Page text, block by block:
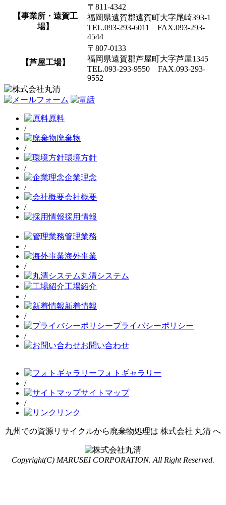
【事業所・遠賀工
場】
〒811-4342
福岡県遠賀郡遠賀町大字尾崎393-1
TEL.093-293-6011 FAX.093-293-
4544
【芦屋工場】
〒807-0133
福岡県遠賀郡芦屋町大字芦屋1345
TEL.093-293-9550 FAX.093-293-
9552
原料
/
廃棄物
/
環境方針
/
企業理念
/
会社概要
/
採用情報
管理業務
/
海外事業
/
丸清システム
工場紹介
/
新着情報
/
プライバシーポリシー
/
お問い合わせ
フォトギャラリー
/
サイトマップ
/
リンク
九州での資源リサイクルから廃棄物処理は 株式会社 丸清 へ
Copyright(C) MARUSEI CORPORATION. All Right Reserved.